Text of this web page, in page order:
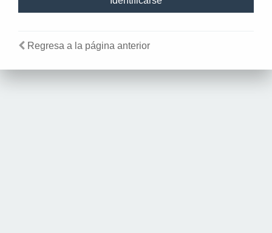
Regresa a la página anterior